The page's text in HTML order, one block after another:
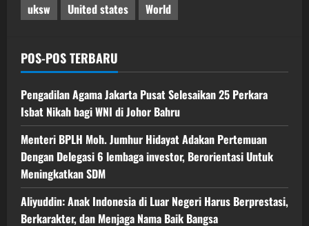
uksw
United states World
POS-POS TERBARU
Pengadilan Agama Jakarta Pusat Selesaikan 25 Perkara
Isbat Nikah bagi WNI di Johor Bahru
Menteri BPLH Moh. Jumhur Hidayat Adakan Pertemuan
Dengan Delegasi 6 lembaga investor, Berorientasi Untuk
Meningkatkan SDM
Aliyuddin: Anak Indonesia di Luar Negeri Harus Berprestasi,
Berkarakter, dan Menjaga Nama Baik Bangsa